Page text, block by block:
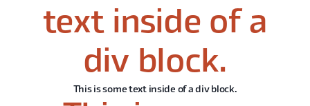
text inside of a
div block.
This is some text inside of a div block.